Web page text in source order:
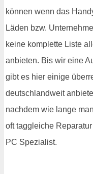
können wenn das
Läden bzw.
keine komplette Liste
anbieten. Bis wir eine
gibt es hier einige
deutschlandweit
nachdem wie lange
oft taggleiche
PC Spezialist.